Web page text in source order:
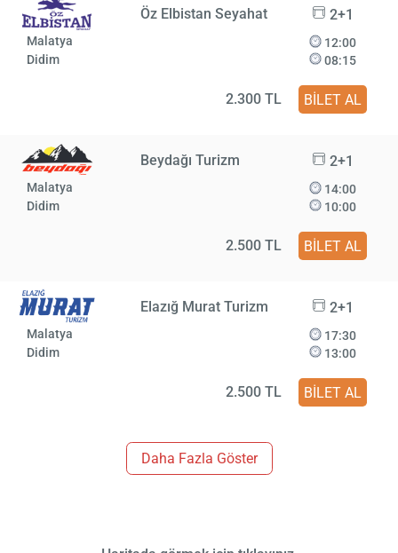
Öz Elbistan Seyahat 2+1
Malatya
Didim
12:00
08:15
2.300 TL BİLET AL
Beydağı Turizm 2+1
Malatya
Didim
14:00
10:00
2.500 TL BİLET AL
Elazığ Murat Turizm 2+1
Malatya
Didim
17:30
13:00
2.500 TL BİLET AL
Daha Fazla Göster